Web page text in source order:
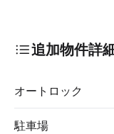
追加物件詳
オートロック
駐車場